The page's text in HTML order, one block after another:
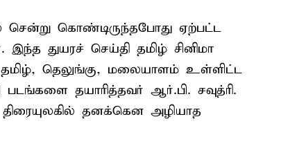
சென்று கொண்டிருந்தபோது ஏற்பட்ட
இந்த துயரச் செய்தி தமிழ் சினிமா
தமிழ், தெலுங்கு, மலையாளம் உள்ளிட்ட
தயாரித்தவர் ஆர்.பி. சவுத்ரி.
தனக்கென அழியாத